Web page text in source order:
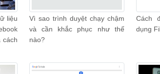
liệu
cách
Vì sao trình duyệt chạy chậm
và cần khắc phục như thế
nào?
Cách
dụng